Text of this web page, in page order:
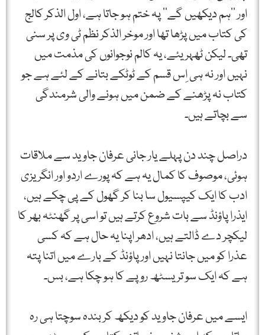
اور ’’ہم دیکھیں گے‘‘ پہ ختم ہو جاتا ہے، اول الذکر کالج
کی کتاب میں پڑھا تھا اور موخر الذکر نظم ٹی وی پر سنی
تھی۔ لیکن ٹھہریئے، یہ کالم نوجوانوں کی مذمت میں
نہیں اور نہ ہی اِس قسم کے ٹوٹکے بتانے کے لئے ہے جو
کتاب نہ پڑھنے کے ضمن میں ہونے والی شرمندگی
سے بچاتے ہیں۔
دراصل چند دن پہلے یار جانی عرفان جاوید سے ملاقات
ہوئی، موصوف کا کمال یہ ہے کہ پورے اردو اور انگریزی
ادب کا ایک کیپسیول سا بنا کر گھول کے پی چکے ہیں،
ایذرا پاؤنڈ سے بات شروع کرتے ہیں تو اسی پر گھنٹہ بھر کا
لیکچر دے ڈالتے ہیں، ادھر اپنا یہ حال ہے کہ کسی
عذرا کو میں جانتا نہیں اور پاؤنڈ کے بارے میں اتنا پتہ
ہے کہ ایک سو تریسٹھ روپے کا ہو چکا ہے، بس۔
ایسے میں عرفان جاوید کو دیکھ کر بندہ سوچتا ہی رہ